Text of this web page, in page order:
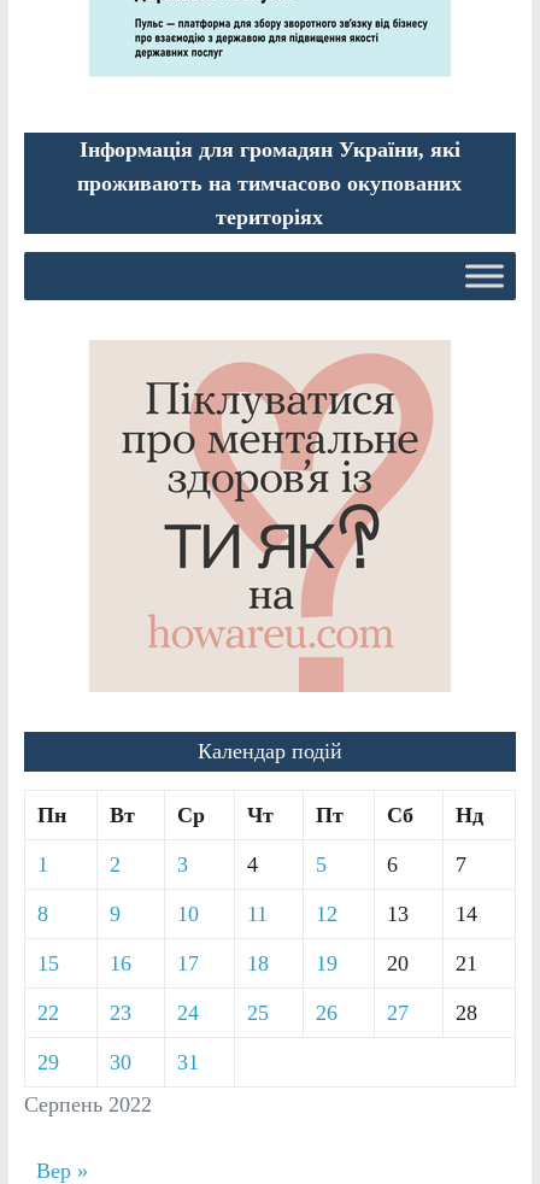
Інформація для громадян України, які
проживають на тимчасово окупованих
територіях
Календар подій
Серпень 2022
Пн Вт Ср Чт Пт Сб Нд
1 2 3 4 5 6 7
8 9 10 11 12 13 14
15 16 17 18 19 20 21
22 23 24 25 26 27 28
29 30 31
Вер »